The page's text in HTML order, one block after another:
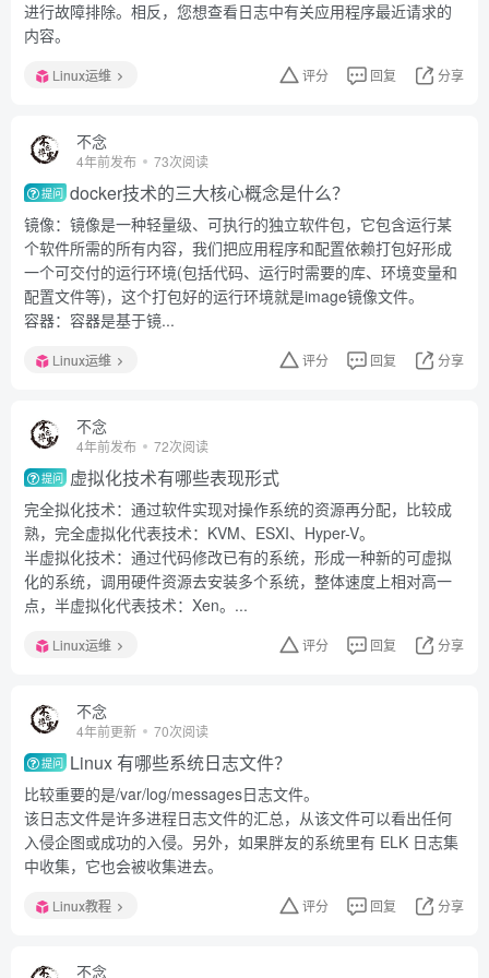
进行故障排除。相反，您想查看日志中有关应用程序最近请求的
内容。
Linux运维 评分 回复 分享
不念
4年前发布 73次阅读
提问 docker技术的三大核心概念是什么？
镜像：镜像是一种轻量级、可执行的独立软件包，它包含运行某
个软件所需的所有内容，我们把应用程序和配置依赖打包好形成
一个可交付的运行环境(包括代码、运行时需要的库、环境变量和
配置文件等)，这个打包好的运行环境就是image镜像文件。
容器：容器是基于镜...
Linux运维 评分 回复 分享
不念
4年前发布 72次阅读
提问 虚拟化技术有哪些表现形式
完全拟化技术：通过软件实现对操作系统的资源再分配，比较成
熟，完全虚拟化代表技术：KVM、ESXI、Hyper-V。
半虚拟化技术：通过代码修改已有的系统，形成一种新的可虚拟
化的系统，调用硬件资源去安装多个系统，整体速度上相对高一
点，半虚拟化代表技术：Xen。...
Linux运维 评分 回复 分享
不念
4年前更新 70次阅读
提问 Linux 有哪些系统日志文件？
比较重要的是/var/log/messages日志文件。
该日志文件是许多进程日志文件的汇总，从该文件可以看出任何
入侵企图或成功的入侵。另外，如果胖友的系统里有 ELK 日志集
中收集，它也会被收集进去。
Linux教程 评分 回复 分享
不念